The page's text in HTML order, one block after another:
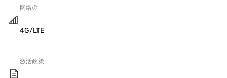
网络
4G/LTE
激活政策